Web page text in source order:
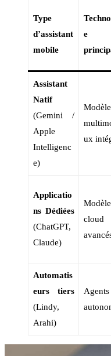
Type
d’assistant
mobile
e
Assistant
Natif
(Gemini /
Apple
Intelligenc
e)
ux
Applicatio
ns Dédiées
(ChatGPT,
Claude)
cloud
Automatis
eurs tiers
(Lindy,
Arahi)
Agents